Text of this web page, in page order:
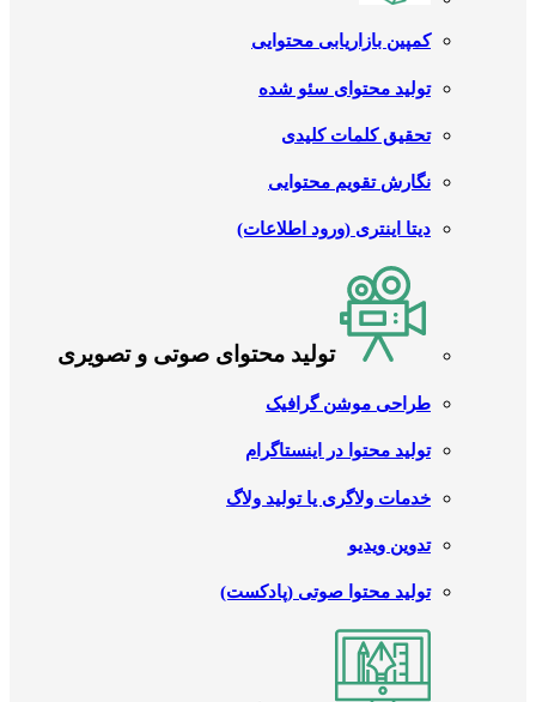
کمپین بازاریابی محتوایی
تولید محتوای سئو شده
تحقیق کلمات کلیدی
نگارش تقویم محتوایی
دیتا اینتری (ورود اطلاعات)
تولید محتوای صوتی و تصویری
طراحی موشن گرافیک
تولید محتوا در اینستاگرام
خدمات ولاگری یا تولید ولاگ
تدوین ویدیو
تولید محتوا صوتی (پادکست)